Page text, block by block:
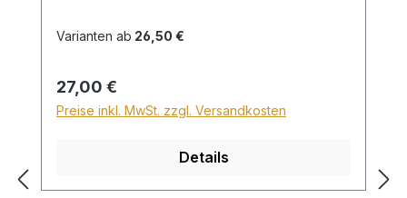
Sperrgut in Höhe von 28,99€ berechnet.
Sperrgutzuschlag 30€.
Varianten ab 26,50 €
Regulärer Preis:
27,00 €
Preise inkl. MwSt. zzgl. Versandkosten
Details